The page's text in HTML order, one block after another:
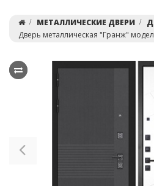
МЕТАЛЛИЧЕСКИЕ ДВЕРИ
Дверь металлическая "Гранж"